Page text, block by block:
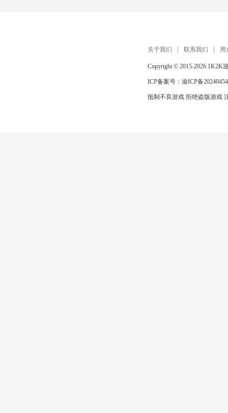
关于我们 联系我们 用
Copyright © 2015-2026 1K2K
ICP备案号： 渝ICP备
抵制不良游戏 拒绝盗版游戏